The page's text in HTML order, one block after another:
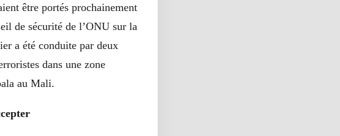
être portés prochainement
de sécurité de l’ONU sur la
a été conduite par deux
dans une zone
au Mali.